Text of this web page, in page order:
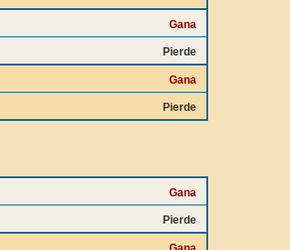
Gana
Pierde
Gana
Pierde
Gana
Pierde